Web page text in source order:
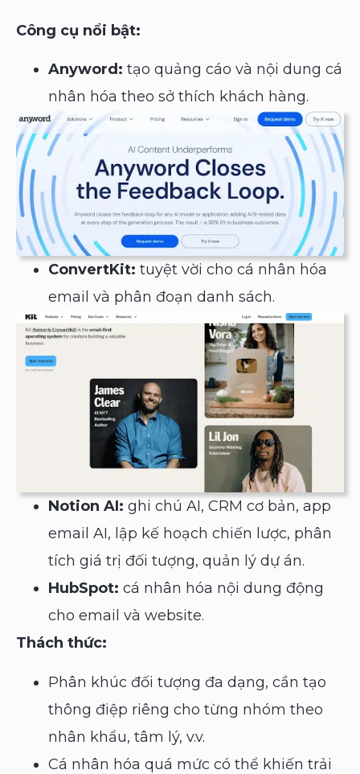
Công cụ nổi bật:
Anyword: tạo quảng cáo và nội dung cá
nhân hóa theo sở thích khách hàng.
ConvertKit: tuyệt vời cho cá nhân hóa
email và phân đoạn danh sách.
Notion AI: ghi chú AI, CRM cơ bản, app
email AI, lập kế hoạch chiến lược, phân
tích giá trị đối tượng, quản lý dự án.
HubSpot: cá nhân hóa nội dung động
cho email và website.
Thách thức:
Phân khúc đối tượng đa dạng, cần tạo
thông điệp riêng cho từng nhóm theo
nhân khẩu, tâm lý, v.v.
Cá nhân hóa quá mức có thể khiến trải